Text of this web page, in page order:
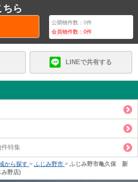
ちら
公開物件数：0件
会員物件数：0件
LINEで共有する
特集
から探す > ふじみ野市 > ふじみ野市亀久保 新
野店)